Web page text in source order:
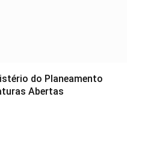
do Planeamento
Abertas